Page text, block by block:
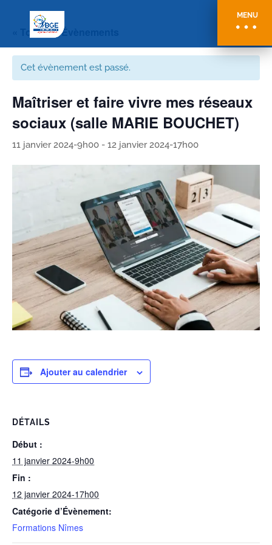
MENU
« Tous les Évènements
Cet évènement est passé.
Maîtriser et faire vivre mes réseaux
sociaux (salle MARIE BOUCHET)
11 janvier 2024-9h00 - 12 janvier 2024-17h00
Ajouter au calendrier
DÉTAILS
Début :
11 janvier 2024-9h00
Fin :
12 janvier 2024-17h00
Catégorie d’Évènement:
Formations Nîmes